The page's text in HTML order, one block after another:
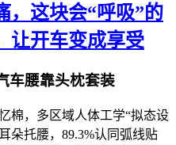
，这块会“呼吸”的
让开车变成享受
车腰靠头枕套装
棉，多区域人体工学“拟态设
朵托腰，89.3%认同弧线贴